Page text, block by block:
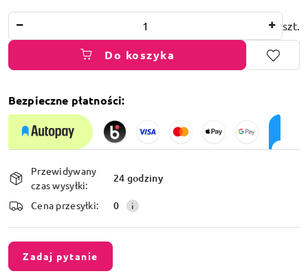
szt.
Do koszyka
Bezpieczne płatności:
Dostępność
i
dostawa
Przewidywany
czas wysyłki:
24 godziny
Cena przesyłki: 0
Zadaj pytanie